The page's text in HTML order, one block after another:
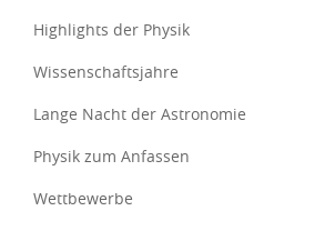
Highlights der Physik
Wissenschaftsjahre
Lange Nacht der Astronomie
Physik zum Anfassen
Wettbewerbe